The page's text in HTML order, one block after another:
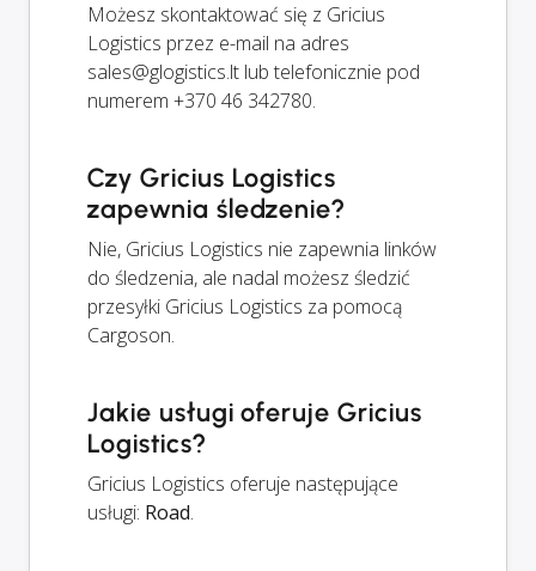
Możesz skontaktować się z Gricius
Logistics przez e-mail na adres
sales@glogistics.lt lub telefonicznie pod
numerem +370 46 342780.
Czy Gricius Logistics
zapewnia śledzenie?
Nie, Gricius Logistics nie zapewnia linków
do śledzenia, ale nadal możesz śledzić
przesyłki Gricius Logistics za pomocą
Cargoson.
Jakie usługi oferuje Gricius
Logistics?
Gricius Logistics oferuje następujące
usługi: Road.